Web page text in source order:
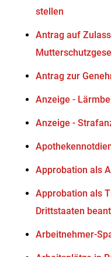
stellen
Antrag auf
Antrag zur
Anzeige -
Anzeige -
Approbation als
Approbation als
Drittstaaten
Arbeitnehmer-